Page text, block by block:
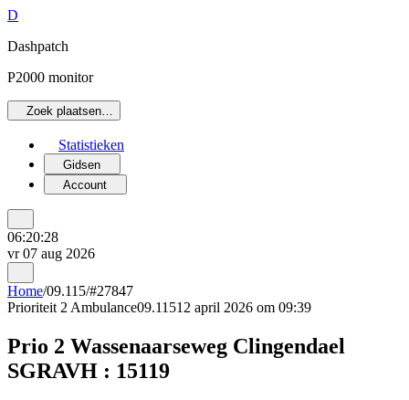
D
Dashpatch
P2000 monitor
Zoek plaatsen…
Statistieken
Gidsen
Account
06:20:28
vr 07 aug 2026
Home/09.115/#27847
Prioriteit 2 Ambulance09.11512 april 2026 om 09:39
Prio 2 Wassenaarseweg Clingendael
SGRAVH : 15119